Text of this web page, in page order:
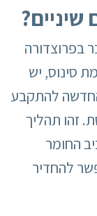
?
בפרוצדורה
סינוס, יש
החדשה להתקבע
זהו תהליך
החומר
להחדיר